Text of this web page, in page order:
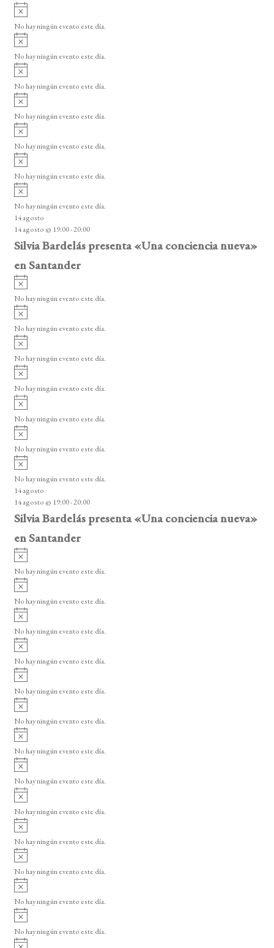
e
E
v
e
n
t
o
s
o
A
v
i
o
No hay ningún evento este día.
A
v
i
o
No hay ningún evento este día.
A
v
i
o
No hay ningún evento este día.
A
v
i
o
No hay ningún evento este día.
A
v
i
o
No hay ningún evento este día.
A
v
i
o
No hay ningún evento este día.
A
v
i
s
o
No hay ningún evento este día.
14 agosto
14 agosto @ 19:00-20:00
Silvia Bardelás presenta «Una conciencia nueva»
en Santander
A
v
i
o
No hay ningún evento este día.
A
v
i
o
No hay ningún evento este día.
A
v
i
o
No hay ningún evento este día.
A
v
i
o
No hay ningún evento este día.
A
v
i
o
No hay ningún evento este día.
A
v
i
o
No hay ningún evento este día.
A
v
i
s
o
No hay ningún evento este día.
14 agosto
14 agosto @ 19:00-20:00
Silvia Bardelás presenta «Una conciencia nueva»
en Santander
A
v
i
o
No hay ningún evento este día.
A
v
i
o
No hay ningún evento este día.
A
v
i
o
No hay ningún evento este día.
A
v
i
o
No hay ningún evento este día.
A
v
i
o
No hay ningún evento este día.
A
v
i
o
No hay ningún evento este día.
A
v
i
o
No hay ningún evento este día.
A
v
i
o
No hay ningún evento este día.
A
v
i
o
No hay ningún evento este día.
A
v
i
o
No hay ningún evento este día.
A
v
i
o
No hay ningún evento este día.
A
v
i
o
No hay ningún evento este día.
A
v
i
No hay ningún evento este día.
A